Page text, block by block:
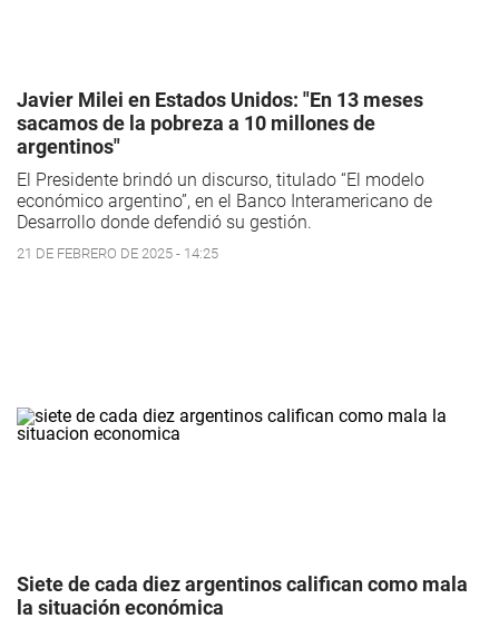
Javier Milei en Estados Unidos: "En 13 meses
sacamos de la pobreza a 10 millones de
argentinos"
El Presidente brindó un discurso, titulado “El modelo
económico argentino”, en el Banco Interamericano de
Desarrollo donde defendió su gestión.
21 DE FEBRERO DE 2025 - 14:25
Siete de cada diez argentinos califican como mala
la situación económica